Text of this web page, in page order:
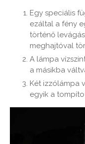
Egy speciális
ezáltal a fény
történő
meghajtóval
A lámpa
a másikba
Két izzólámpa
egyik a